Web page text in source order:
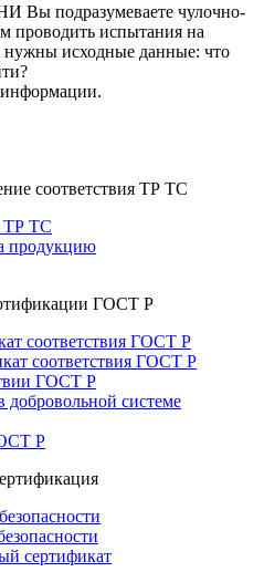
Вы подразумеваете чулочно-
проводить испытания на
нужны исходные данные: что
соответствия ТР ТС
ТР ТС
продукцию
ГОСТ Р
соответствия ГОСТ Р
соответствия ГОСТ Р
ГОСТ Р
добровольной системе
Р
сертификат